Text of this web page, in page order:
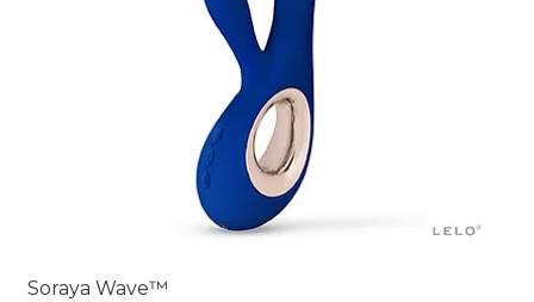
Soraya Wave™